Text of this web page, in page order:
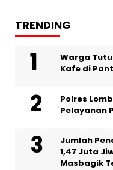
TRENDING
Warga
Kafe di
Polres
Pelayanan
Jumlah
1,47 Juta
Masbagik